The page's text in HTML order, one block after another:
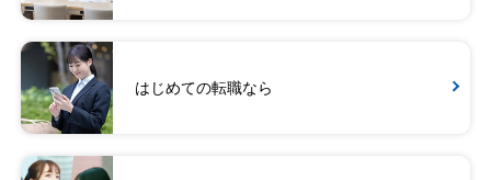
はじめての転職なら